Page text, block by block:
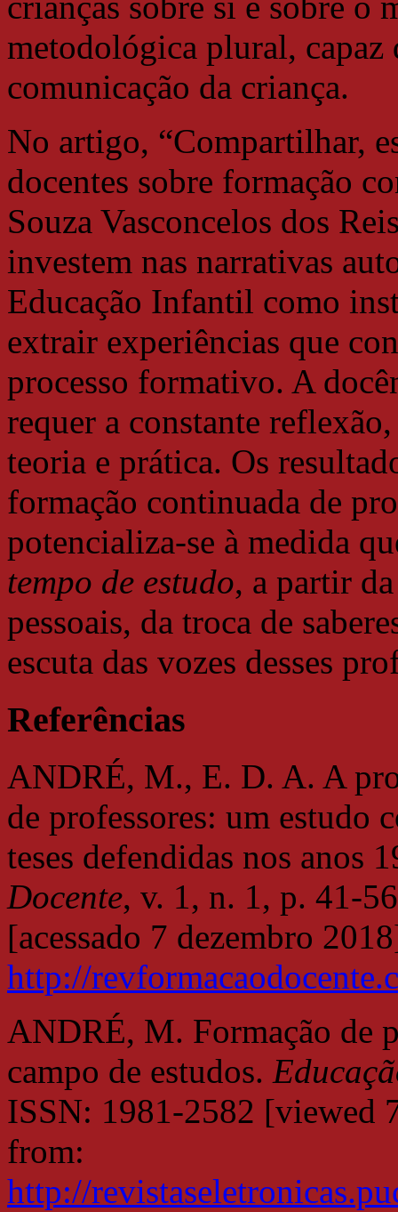
metodológica plural, capaz
comunicação da criança.
No artigo, “Compartilhar,
docentes sobre formação
Souza Vasconcelos dos
investem nas narrativas
Educação Infantil como
extrair experiências que
processo formativo. A
requer a constante
teoria e prática. Os
formação continuada de
potencializa-se à medida
tempo de estudo, a partir
pessoais, da troca de
escuta das vozes desses
Referências
ANDRÉ, M., E. D. A. A
de professores: um estudo
teses defendidas nos anos
Docente, v. 1, n. 1, p. 41-
[acessado 7 dezembro
http://
ANDRÉ, M. Formação de
campo de estudos.
ISSN: 1981-2582 [viewed
from:
http://